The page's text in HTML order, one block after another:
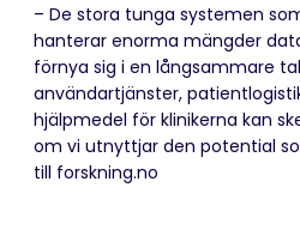
– De stora tunga systemen
hanterar enorma mängder
förnya sig i en långsammare
användartjänster,
hjälpmedel för klinikerna kan
om vi utnyttjar den potential
till forskning.no